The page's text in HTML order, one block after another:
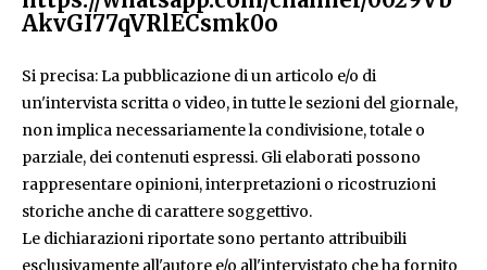
AkvGI77qVRlECsmk0o
Si precisa: La pubblicazione di un articolo e/o di
un'intervista scritta o video, in tutte le sezioni del giornale,
non implica necessariamente la condivisione, totale o
parziale, dei contenuti espressi. Gli elaborati possono
rappresentare opinioni, interpretazioni o ricostruzioni
storiche anche di carattere soggettivo.
Le dichiarazioni riportate sono pertanto attribuibili
esclusivamente all'autore e/o all'intervistato che ha fornito